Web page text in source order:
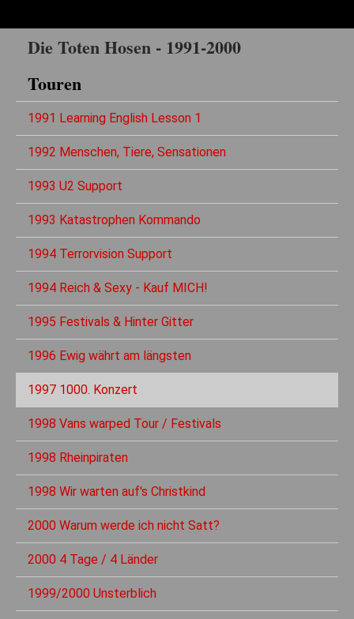
Die Toten Hosen - 1991-2000
Touren
1991 Learning English Lesson 1
1992 Menschen, Tiere, Sensationen
1993 U2 Support
1993 Katastrophen Kommando
1994 Terrorvision Support
1994 Reich & Sexy - Kauf MICH!
1995 Festivals & Hinter Gitter
1996 Ewig währt am längsten
1997 1000. Konzert
1998 Vans warped Tour / Festivals
1998 Rheinpiraten
1998 Wir warten auf's Christkind
2000 Warum werde ich nicht Satt?
2000 4 Tage / 4 Länder
1999/2000 Unsterblich